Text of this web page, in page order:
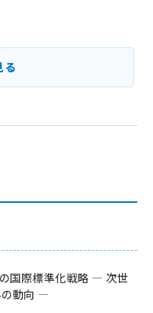
の国際標準化戦略 ― 次世
の動向 ―
る